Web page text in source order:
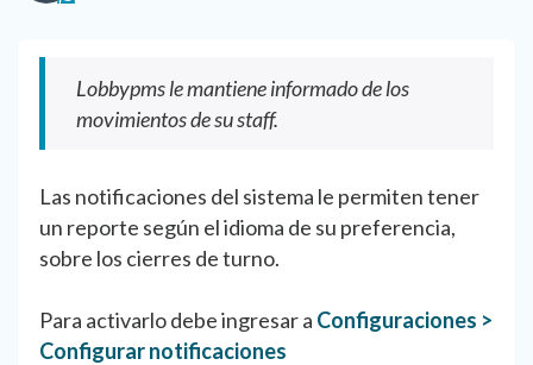
Lobbypms le mantiene informado de los
movimientos de su staff.
Las notificaciones del sistema le permiten tener
un reporte según el idioma de su preferencia,
sobre los cierres de turno.
Para activarlo debe ingresar a Configuraciones >
Configurar notificaciones